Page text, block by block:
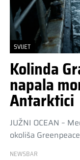
SVIJET
Kolinda
napala
Antarktici
JUŽNI OCEAN –
okoliša
NEWSBAR